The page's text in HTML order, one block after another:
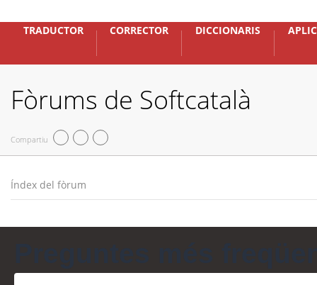
TRADUCTOR CORRECTOR DICCIONARIS
Fòrums de Softcatalà
Compartiu
Índex del fòrum